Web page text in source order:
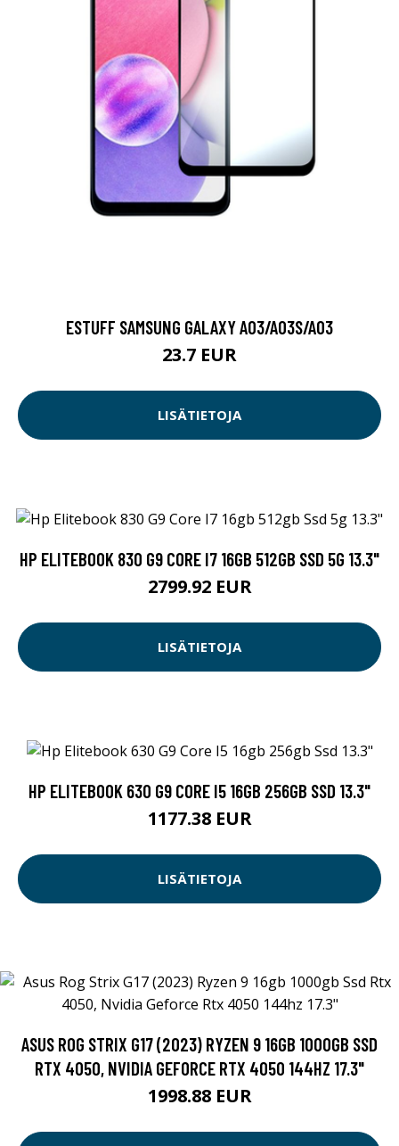
ESTUFF SAMSUNG GALAXY A03/A03S/A03
23.7 EUR
LISÄTIETOJA
HP ELITEBOOK 830 G9 CORE I7 16GB 512GB SSD 5G 13.3"
2799.92 EUR
LISÄTIETOJA
HP ELITEBOOK 630 G9 CORE I5 16GB 256GB SSD 13.3"
1177.38 EUR
LISÄTIETOJA
ASUS ROG STRIX G17 (2023) RYZEN 9 16GB 1000GB SSD
RTX 4050, NVIDIA GEFORCE RTX 4050 144HZ 17.3"
1998.88 EUR